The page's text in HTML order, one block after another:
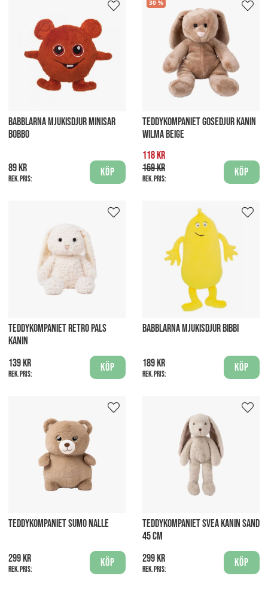
BABBLARNA MJUKISDJUR MINISAR
BOBBO
89 kr
Rek. pris:
Köp
30
TEDDYKOMPANIET GOSEDJUR KANIN
WILMA BEIGE
118 kr
169 kr
Rek. pris:
Köp
TEDDYKOMPANIET RETRO PALS
KANIN
139 kr
Rek. pris:
Köp
BABBLARNA MJUKISDJUR BIBBI
189 kr
Rek. pris:
Köp
TEDDYKOMPANIET SUMO NALLE
299 kr
Rek. pris:
Köp
TEDDYKOMPANIET SVEA KANIN SAND
45 CM
299 kr
Rek. pris:
Köp